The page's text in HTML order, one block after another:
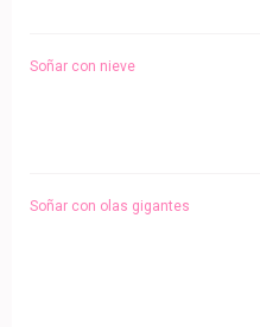
Soñar con nieve
Soñar con olas gigantes